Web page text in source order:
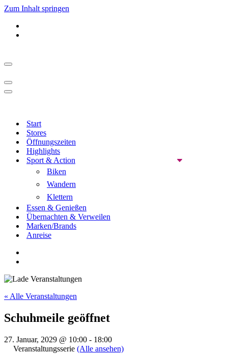
Zum Inhalt springen
Start
Stores
Öffnungszeiten
Highlights
Sport & Action
Biken
Wandern
Klettern
Essen & Genießen
Übernachten & Verweilen
Marken/Brands
Anreise
« Alle Veranstaltungen
Schuhmeile geöffnet
27. Januar, 2029 @ 10:00 - 18:00
Veranstaltungsserie (Alle ansehen)